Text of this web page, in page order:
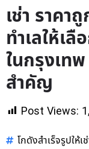
เช่า ราคา
ทำเลให้เ
ในกรุงเท
สำคัญ
Post Views:
โกดังสำเร็จรูปให้เ